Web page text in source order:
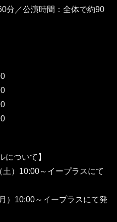
分／公演時間：全体で約90
について】
）10:00～イープラスにて
）10:00～イープラスにて発